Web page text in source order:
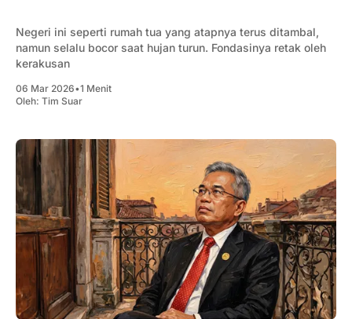
Negeri ini seperti rumah tua yang atapnya terus ditambal,
namun selalu bocor saat hujan turun. Fondasinya retak oleh
kerakusan
06 Mar 2026•1 Menit
Oleh: Tim Suar